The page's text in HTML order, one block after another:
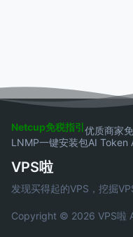
Netcup免税指引优质商家
LNMP一键安装包AI Token
VPS啦
发现买得起的VPS，挖掘
Copyright © 2026 VPS啦